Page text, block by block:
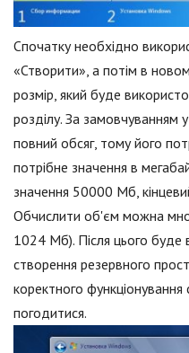
Спочатку необхідно
«Створити», а потім в
розмір, який буде
розділу. За замовчуванням
повний обсяг, тому його
потрібне значення в
значення 50000 Мб,
Обчислити об'єм можна
1024 Мб). Після цього
створення резервного
коректного
погодитися.